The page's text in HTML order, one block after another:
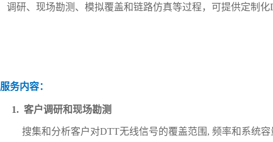
调研、现场勘测、模拟覆盖和链路仿真等过程，可提供定制化
服务内容：
1. 客户调研和现场勘测
搜集和分析客户对DTT无线信号的覆盖范围 , 频率和系统